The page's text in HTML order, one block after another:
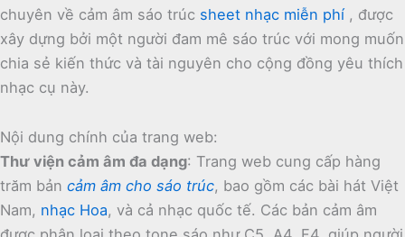
chuyên về cảm âm sáo trúc sheet nhạc miễn phí , được
xây dựng bởi một người đam mê sáo trúc với mong muốn
chia sẻ kiến thức và tài nguyên cho cộng đồng yêu thích
nhạc cụ này.
Nội dung chính của trang web:
Thư viện cảm âm đa dạng: Trang web cung cấp hàng
trăm bản cảm âm cho sáo trúc, bao gồm các bài hát Việt
Nam, nhạc Hoa, và cả nhạc quốc tế. Các bản cảm âm